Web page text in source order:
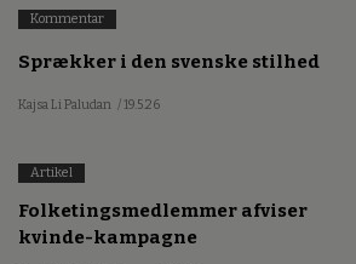
Kommentar
Sprækker i den svenske stilhed
Kajsa Li Paludan / 19.5.26
Artikel
Folketingsmedlemmer afviser
kvinde-kampagne